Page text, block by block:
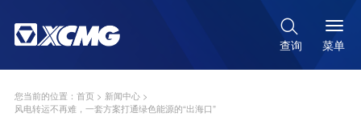

查询 菜单
您当前的位置： 首页 > 新闻中心>
风电转运不再难，一套方案打通绿色能源的“出海口”